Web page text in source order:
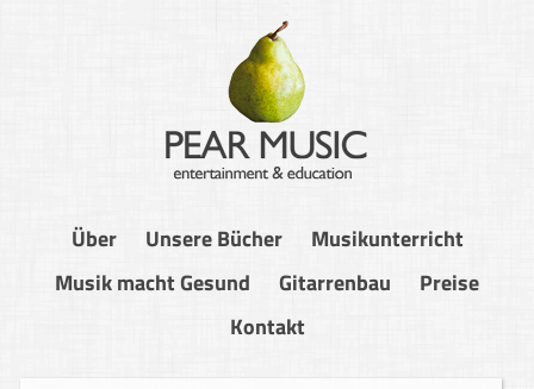
Über Unsere Bücher
Musikunterricht
Musik macht Gesund
Gitarrenbau
Preise
Kontakt